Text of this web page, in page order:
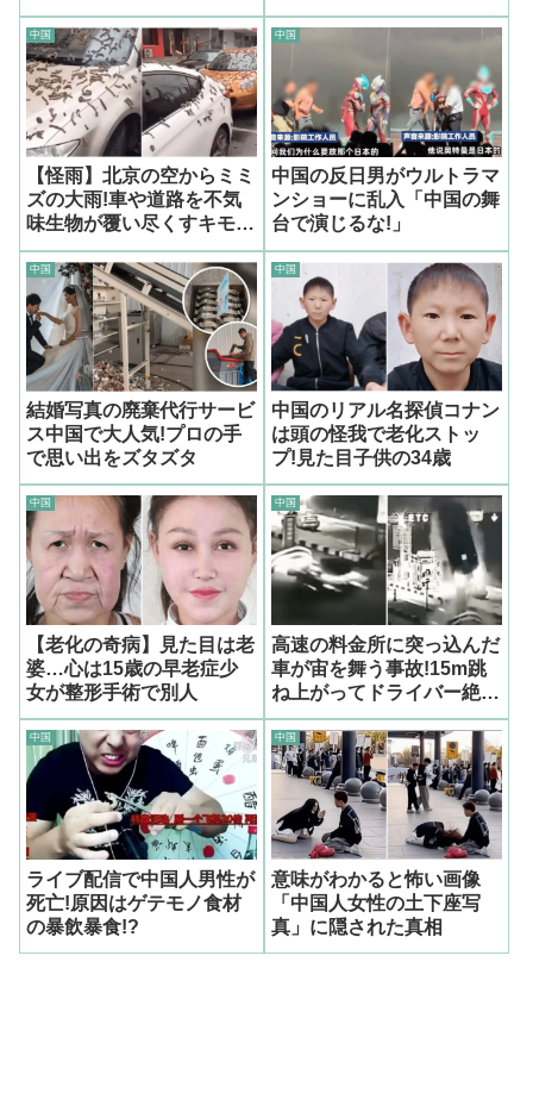
中国
【怪雨】北京の空からミミ
ズの大雨!車や道路を不気
味生物が覆い尽くすキモす
ぎ動画拡散
中国
中国の反日男がウルトラマ
ンショーに乱入「中国の舞
台で演じるな!」
中国
結婚写真の廃棄代行サービ
ス中国で大人気!プロの手
で思い出をズタズタ
中国
中国のリアル名探偵コナン
は頭の怪我で老化ストッ
プ!見た目子供の34歳
中国
【老化の奇病】見た目は老
婆…心は15歳の早老症少
女が整形手術で別人
中国
高速の料金所に突っ込んだ
車が宙を舞う事故!15m跳
ね上がってドライバー絶体
絶命
中国
ライブ配信で中国人男性が
死亡!原因はゲテモノ食材
の暴飲暴食!?
中国
意味がわかると怖い画像
「中国人女性の土下座写
真」に隠された真相